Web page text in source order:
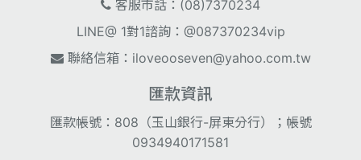
客服市話：(08)7370234
LINE@ 1對1諮詢：@087370234vip
聯絡信箱： iloveooseven@yahoo.com.tw
匯款資訊
匯款帳號：808（玉山銀行-屏東分行）；帳號
0934940171581